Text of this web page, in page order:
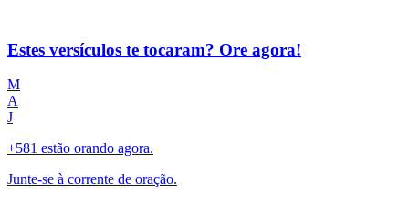
Estes versículos te tocaram? Ore agora!
M
A
J
+581 estão orando agora.
Junte-se à corrente de oração.